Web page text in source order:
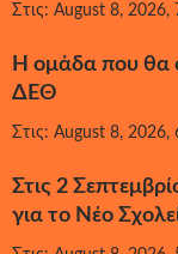
Στις: August 8, 2026,
Η ομάδα που θα
ΔΕΘ
Στις: August 8, 2026,
Στις 2
για το Νέο